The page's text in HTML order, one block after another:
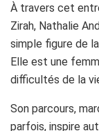
À travers cet
Zirah, Nathalie
simple figure de
Elle est une
difficultés de la
Son parcours,
parfois, inspire